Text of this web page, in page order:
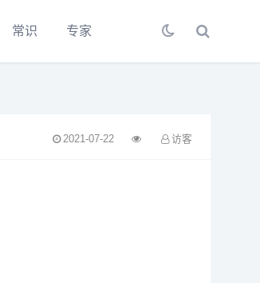
常识 专家
2021-07-22 访客